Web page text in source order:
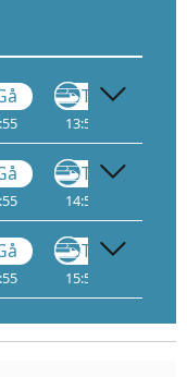
Tog
13:56
Tog
14:56
Tog
15:56